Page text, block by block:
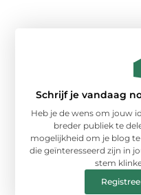
Schrijf je vandaag
Heb je de wens om jouw
breder publiek te
mogelijkheid om je blog
die geïnteresseerd zijn in
stem